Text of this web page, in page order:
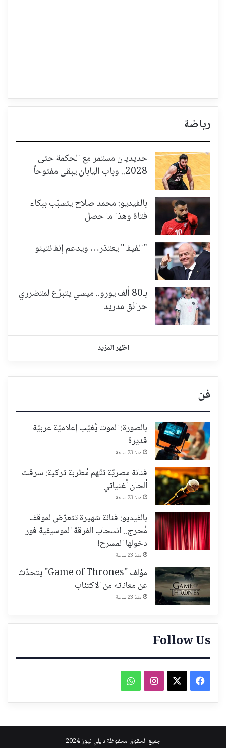
رياضة
حديديان مستمر مع الحكمة حتى
2028.. وباب اليابان يبقى مفتوحاً
بالفيديو: محمد صلاح يتسبّب ببكاء
فتاة وهذا ما حصل
"الفيفا" يعتذر… ويدعم إنفانتينو
بـ80 ألف يورو.. ميسي يتبرّع لمتضرري
حرائق مدريد
اظهر المزيد
فن
بالصورة: الموت يُغيّب إعلاميّة عربيّة
قديرة
منذ 23 ساعة
فنانة مصريّة تتّهم مُطربة تركية: سرقت
ألحان أغنياتي
منذ 23 ساعة
بالفيديو: فنانة شهيرة تتعرّض لموقف
مُحرج.. انسحاب الفرقة الموسيقية فور
دخولها المسرح!
منذ 23 ساعة
مؤلف "Game of Thrones" يتحدّث
عن معاناته من الاكتئاب
منذ 23 ساعة
Follow Us
فيسبوك انستقرامواتساب
جميع الحقوق محفوظة دايلي نيوز 2024